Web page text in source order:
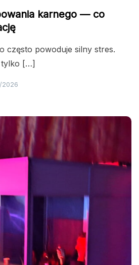
karnego — co
często powoduje silny stres.
tylko […]
2026